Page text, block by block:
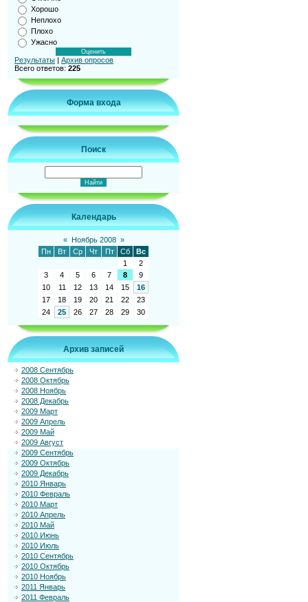
Хорошо
Неплохо
Плохо
Ужасно
Результаты | Архив опросов
Всего ответов: 225
Форма входа
Поиск
Календарь
« Ноябрь 2008 »
Пн
Вт Ср Чт Пт Сб
Вс
1
2
3
4 5 6 7 8
9
10
11 12 13 14 15
16
17
18 19 20 21 22
23
24
25 26 27 28 29 30
Архив записей
2008 Сентябрь
2008 Октябрь
2008 Ноябрь
2008 Декабрь
2009 Март
2009 Апрель
2009 Май
2009 Август
2009 Сентябрь
2009 Октябрь
2009 Декабрь
2010 Январь
2010 Февраль
2010 Март
2010 Апрель
2010 Май
2010 Июнь
2010 Июль
2010 Сентябрь
2010 Октябрь
2010 Ноябрь
2011 Январь
2011 Февраль